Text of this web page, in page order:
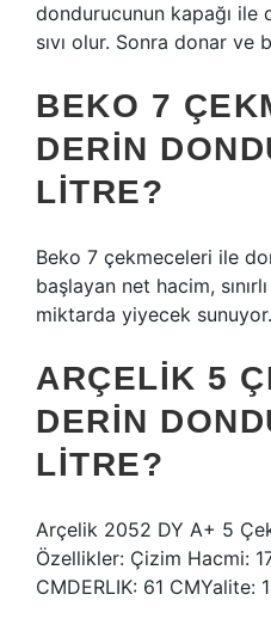
dondurucunun kapağı
sıvı olur. Sonra donar ve
BEKO 7
DERIN
LITRE?
Beko 7 çekmeceleri ile
başlayan net hacim,
miktarda yiyecek sunuyor.
ARÇELIK 5
DERIN
LITRE?
Arçelik 2052 DY A+ 5
Özellikler: Çizim Hacmi:
CMDERLIK: 61 CMYalite: